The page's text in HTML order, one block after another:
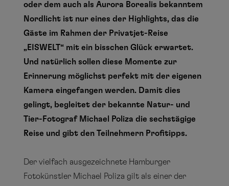
oder dem auch alsAurora Borealis bekanntem
Nordlicht ist nur eines der Highlights, das die
Gäste im Rahmen der Privatjet-Reise
„EISWELT“ mit ein bisschen Glück erwartet.
Und natürlich sollen diese Momente zur
Erinnerung möglichst perfekt mit der eigenen
Kamera eingefangen werden. Damit dies
gelingt, begleitet der bekannte Natur- und
Tier-Fotograf Michael Poliza die sechstägige
Reise und gibt den Teilnehmern Profitipps.
Der vielfach ausgezeichnete Hamburger
Fotokünstler Michael Poliza gilt als einer der